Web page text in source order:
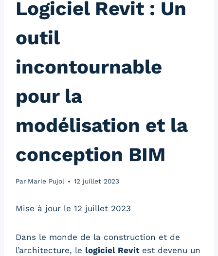
Logiciel Revit : Un
outil
incontournable
pour la
modélisation et la
conception BIM
Par Marie Pujol 12 juillet 2023
Mise à jour le 12 juillet 2023
Dans le monde de la construction et de
l’architecture, le logiciel Revitest devenu un